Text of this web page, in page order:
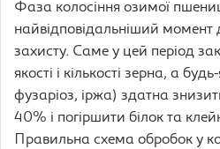
Фаза колосіння озимої
найвідповідальніший момент
захисту. Саме у цей період
якості і кількості зерна, а
фузаріоз, іржа) здатна
40% і погіршити білок та
Правильна схема обробок у